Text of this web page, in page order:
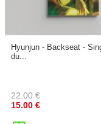
Hyunjun - Backseat -
du...
22.00 €
15.00 €